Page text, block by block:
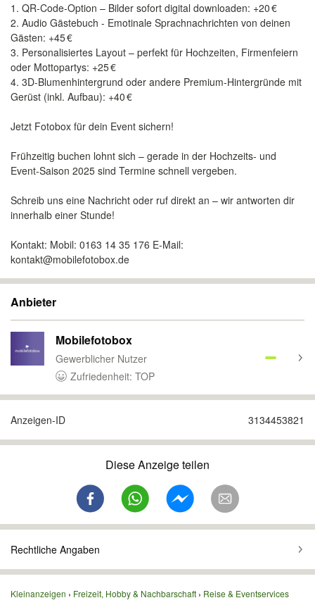
1. QR-Code-Option – Bilder sofort digital downloaden: +20 €
2. Audio Gästebuch - Emotinale Sprachnachrichten von deinen
Gästen: +45 €
3. Personalisiertes Layout – perfekt für Hochzeiten, Firmenfeiern
oder Mottopartys: +25 €
4. 3D-Blumenhintergrund oder andere Premium-Hintergründe mit
Gerüst (inkl. Aufbau): +40 €
Jetzt Fotobox für dein Event sichern!
Frühzeitig buchen lohnt sich – gerade in der Hochzeits- und
Event-Saison 2025 sind Termine schnell vergeben.
Schreib uns eine Nachricht oder ruf direkt an – wir antworten dir
innerhalb einer Stunde!
Kontakt: Mobil: 0163 14 35 176 E-Mail:
kontakt@mobilefotobox.de
Anbieter
Mobilefotobox
Gewerblicher Nutzer
Zufriedenheit: TOP
Anzeigen-ID 3134453821
Diese Anzeige teilen
Rechtliche Angaben
Kleinanzeigen Freizeit, Hobby & Nachbarschaft Reise & Eventservices